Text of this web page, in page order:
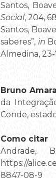
Santos,
Social, 204,
Santos,
saberes”, in
Almedina, 23-
Bruno
da
Conde,
Como citar
Andrade,
https://
8847-08-9